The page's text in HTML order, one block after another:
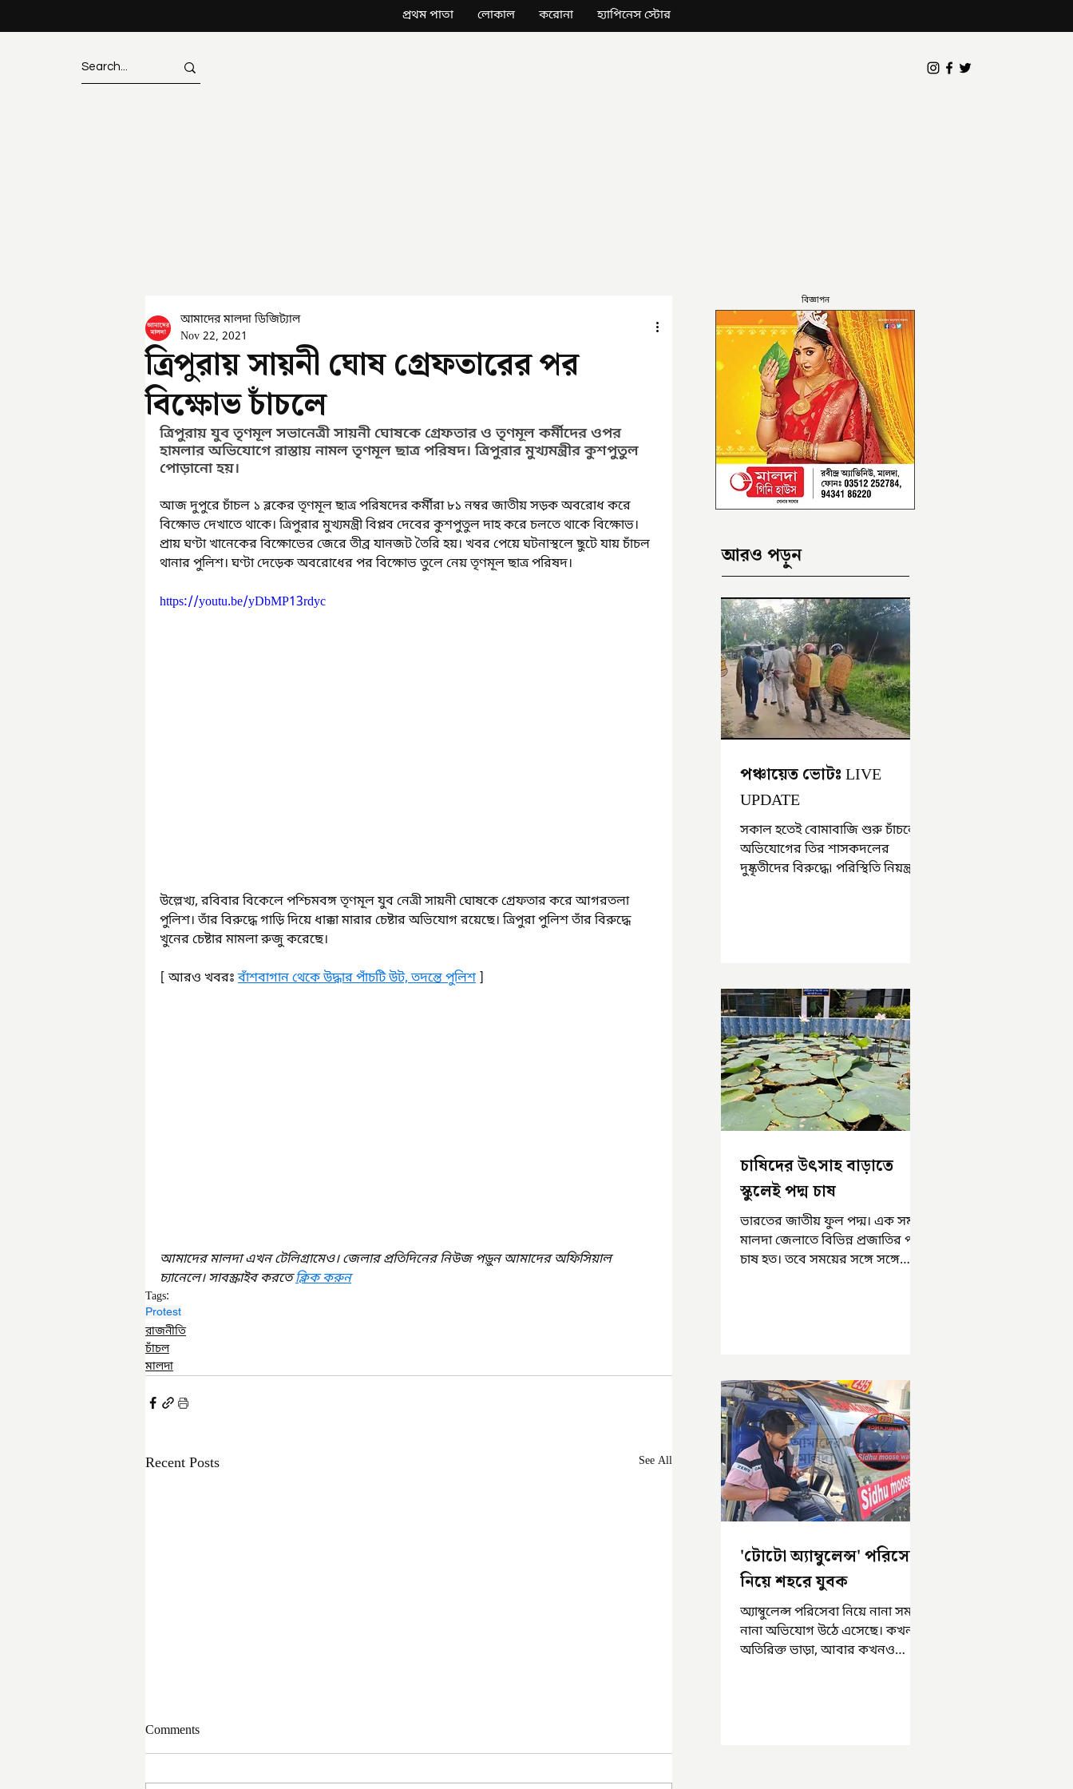
প্রথম পাতা লোকাল করোনা হ্যাপিনেস স্টোর
ত্রিপুরায় সায়নী ঘোষ গ্রেফতারের পর
বিক্ষোভ চাঁচলে
আমাদের মালদা ডিজিট্যাল
Nov 22, 2021
ত্রিপুরায় যুব তৃণমূল সভানেত্রী সায়নী ঘোষকে গ্রেফতার ও তৃণমূল কর্মীদের ওপর
হামলার অভিযোগে রাস্তায় নামল তৃণমূল ছাত্র পরিষদ। ত্রিপুরার মুখ্যমন্ত্রীর কুশপুতুল
পোড়ানো হয়।
আজ দুপুরে চাঁচল ১ ব্লকের তৃণমূল ছাত্র পরিষদের কর্মীরা ৮১ নম্বর জাতীয় সড়ক অবরোধ করে
বিক্ষোভ দেখাতে থাকে। ত্রিপুরার মুখ্যমন্ত্রী বিপ্লব দেবের কুশপুতুল দাহ করে চলতে থাকে বিক্ষোভ।
প্রায় ঘণ্টা খানেকের বিক্ষোভের জেরে তীব্র যানজট তৈরি হয়। খবর পেয়ে ঘটনাস্থলে ছুটে যায় চাঁচল
থানার পুলিশ। ঘণ্টা দেড়েক অবরোধের পর বিক্ষোভ তুলে নেয় তৃণমূল ছাত্র পরিষদ।
https://youtu.be/yDbMP13rdyc
উল্লেখ্য, রবিবার বিকেলে পশ্চিমবঙ্গ তৃণমূল যুব নেত্রী সায়নী ঘোষকে গ্রেফতার করে আগরতলা
পুলিশ। তাঁর বিরুদ্ধে গাড়ি দিয়ে ধাক্কা মারার চেষ্টার অভিযোগ রয়েছে। ত্রিপুরা পুলিশ তাঁর বিরুদ্ধে
খুনের চেষ্টার মামলা রুজু করেছে।
[ আরও খবরঃ বাঁশবাগান থেকে উদ্ধার পাঁচটি উট, তদন্তে পুলিশ ]
আমাদের মালদা এখন টেলিগ্রামেও। জেলার প্রতিদিনের নিউজ পড়ুন আমাদের অফিসিয়াল
চ্যানেলে। সাবস্ক্রাইব করতে ক্লিক করুন
Tags:
Protest
রাজনীতি
চাঁচল
মালদা
Recent Posts See All
Comments
বিজ্ঞাপন
আরও পড়ুন
পঞ্চায়েত ভোটঃ LIVE
UPDATE
সকাল হতেই বোমাবাজি শুরু চাঁচলে৷
অভিযোগের তির শাসকদলের
দুষ্কৃতীদের বিরুদ্ধে৷ পরিস্থিতি নিয়ন্ত্রণে
চাষিদের উৎসাহ বাড়াতে
স্কুলেই পদ্ম চাষ
ভারতের জাতীয় ফুল পদ্ম। এক সময়
মালদা জেলাতে বিভিন্ন প্রজাতির পদ্ম
চাষ হত। তবে সময়ের সঙ্গে সঙ্গে
'টোটো অ্যাম্বুলেন্স' পরিসেবা
নিয়ে শহরে যুবক
অ্যাম্বুলেন্স পরিসেবা নিয়ে নানা সময়
নানা অভিযোগ উঠে এসেছে। কখনও
অতিরিক্ত ভাড়া, আবার কখনও